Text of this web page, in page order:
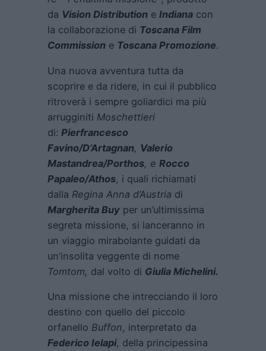
da Vision Distribution e Indiana con
la collaborazione di Toscana Film
Commission e Toscana Promozione.
Una nuova avventura tutta da
scoprire e da ridere, in cui il pubblico
ritroverà i sempre goliardici ma più
arrugginiti Moschettieri
di: Pierfrancesco
Favino/D’Artagnan, Valerio
Mastandrea/Porthos, e Rocco
Papaleo/Athos, i quali richiamati
dalla Regina Anna d’Austria di
Margherita Buy per un’ultimissima
segreta missione, si lanceranno in
un viaggio mirabolante guidati da
un’insolita veggente di nome
Tomtom, dal volto di Giulia Michelini.
Una missione che intrecciando il loro
destino con quello del piccolo
orfanello Buffon, interpretato da
Federico Ielapi, della principessina